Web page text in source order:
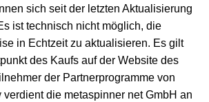
sich seit der letzten Aktualisierung
ist technisch nicht möglich, die
in Echtzeit zu aktualisieren. Es gilt
des Kaufs auf der Website des
der Partnerprogramme von
die metaspinner net GmbH an